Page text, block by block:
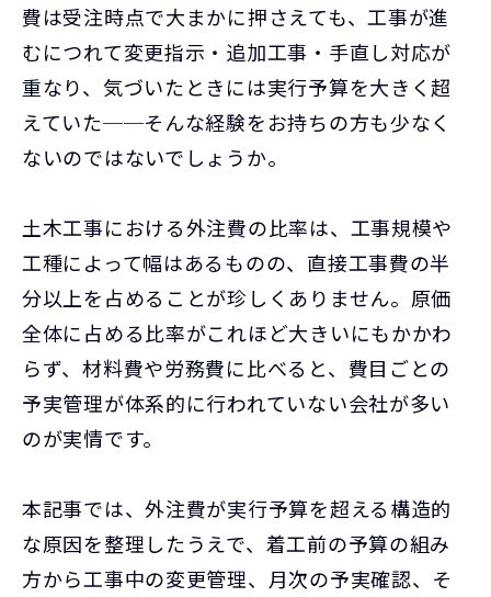
費は受注時点で大まかに押さえても、工事が進
むにつれて変更指示・追加工事・手直し対応が
重なり、気づいたときには実行予算を大きく超
えていた──そんな経験をお持ちの方も少なく
ないのではないでしょうか。
土木工事における外注費の比率は、工事規模や
工種によって幅はあるものの、直接工事費の半
分以上を占めることが珍しくありません。原価
全体に占める比率がこれほど大きいにもかかわ
らず、材料費や労務費に比べると、費目ごとの
予実管理が体系的に行われていない会社が多い
のが実情です。
本記事では、外注費が実行予算を超える構造的
な原因を整理したうえで、着工前の予算の組み
方から工事中の変更管理、月次の予実確認、そ